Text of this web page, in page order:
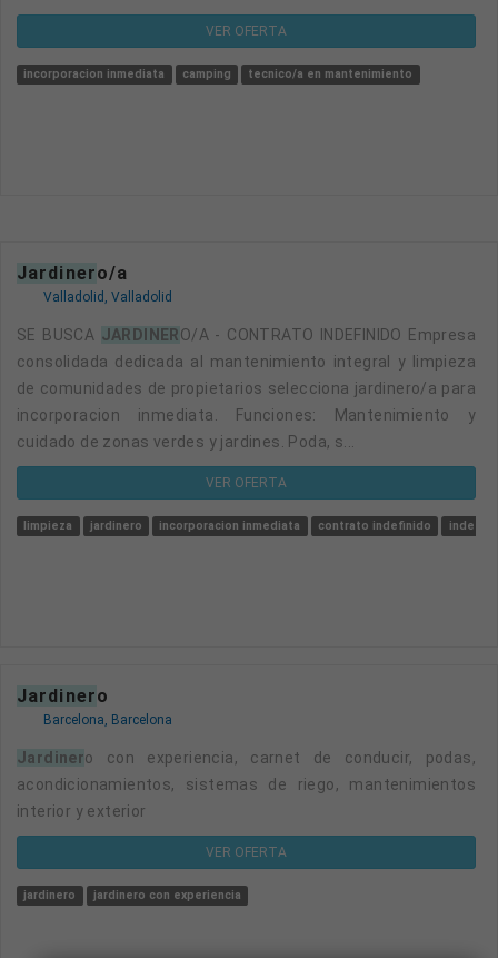
VER OFERTA
incorporacion inmediata camping tecnico/a en mantenimiento
jardinero/a
Valladolid, Valladolid
SE BUSCA JARDINERO/A - CONTRATO INDEFINIDO Empresa
consolidada dedicada al mantenimiento integral y limpieza
de comunidades de propietarios selecciona jardinero/a para
incorporacion inmediata. Funciones: Mantenimiento y
cuidado de zonas verdes y jardines. Poda, s...
VER OFERTA
limpieza jardinero incorporacion inmediata contrato indefinido
jardinero
Barcelona, Barcelona
Jardinero con experiencia, carnet de conducir, podas,
acondicionamientos, sistemas de riego, mantenimientos
interior y exterior
VER OFERTA
jardinero jardinero con experiencia